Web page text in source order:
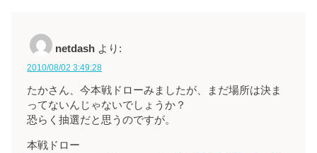
netdash より:
2010/08/02 3:49:28
たかさん、今本戦ドローみましたが、まだ場所は決ま
ってないんじゃないでしょうか？
恐らく抽選だと思うのですが。
本戦ドロー